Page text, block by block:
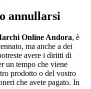
annullarsi
Online Andora, è
ma anche a dei
avere i diritti di
un tempo che viene
prodotto o del vostro
che avete pagato. In